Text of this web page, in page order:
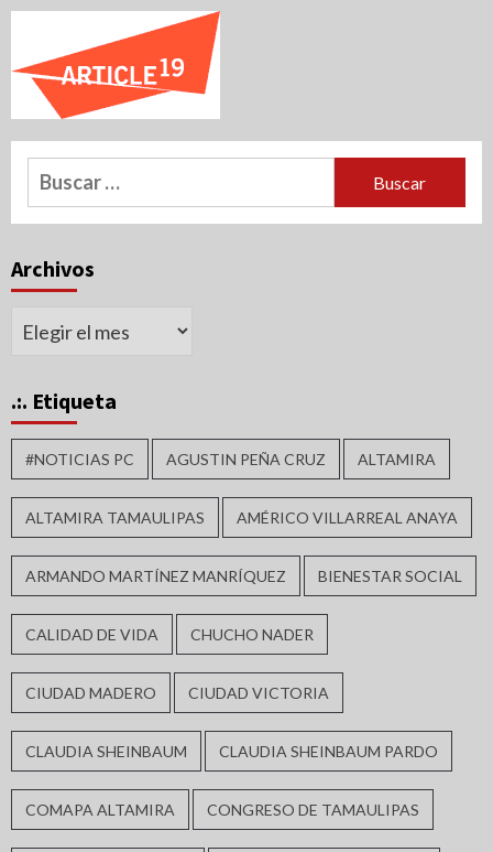
Buscar:
Archivos
Archivos
.:. Etiqueta
#NOTICIAS PC AGUSTIN PEÑA CRUZ ALTAMIRA
ALTAMIRA TAMAULIPAS AMÉRICO VILLARREAL ANAYA
ARMANDO MARTÍNEZ MANRÍQUEZ BIENESTAR SOCIAL
CALIDAD DE VIDA CHUCHO NADER
CIUDAD MADERO CIUDAD VICTORIA
CLAUDIA SHEINBAUM CLAUDIA SHEINBAUM PARDO
COMAPA ALTAMIRA CONGRESO DE TAMAULIPAS